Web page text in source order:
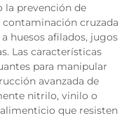
la prevención de
cruzada
huesos afilados, jugos
Las características
para manipular
avanzada de
nitrilo, vinilo o
que resisten